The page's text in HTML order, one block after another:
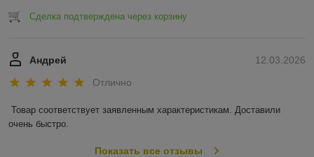
Сделка подтверждена через корзину
12.03.2026
Андрей
Отлично
Товар соответствует заявленным характеристикам. Доставили
очень быстро.
Показать все отзывы